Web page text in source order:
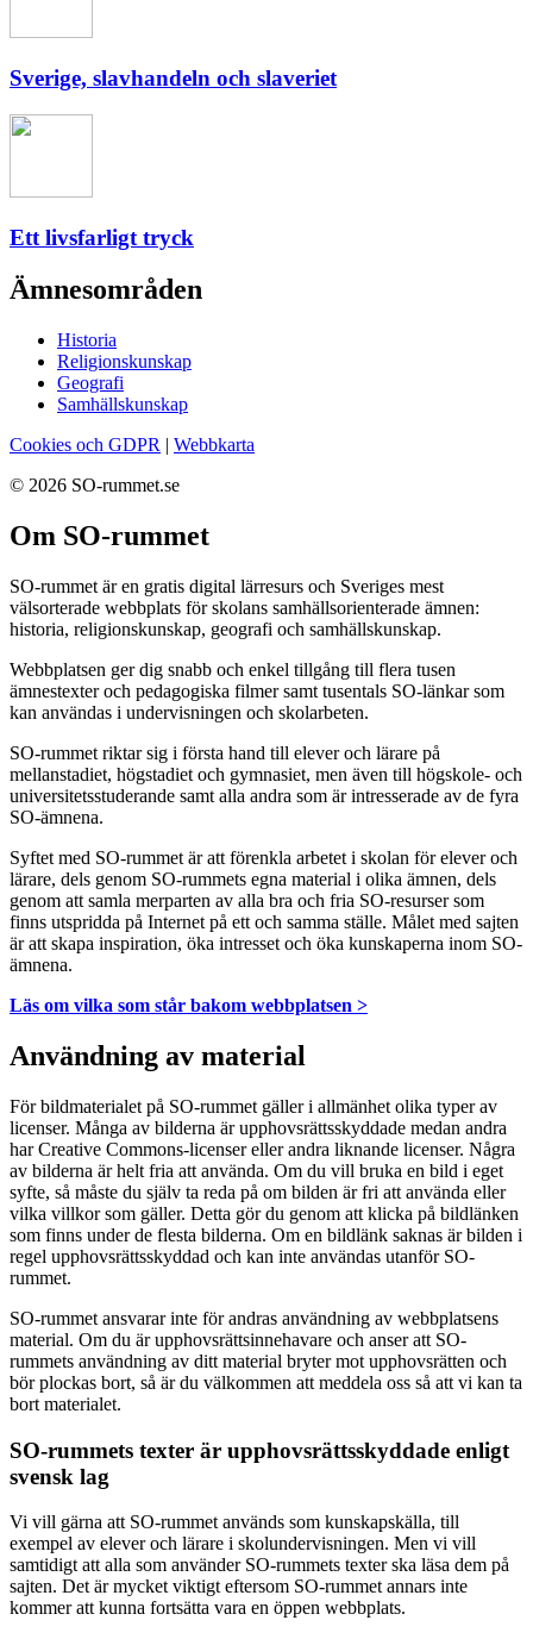
Sverige, slavhandeln och slaveriet
Ett livsfarligt tryck
Ämnesområden
Historia
Religionskunskap
Geografi
Samhällskunskap
Cookies och GDPR | Webbkarta
© 2026 SO-rummet.se
Om SO-rummet
SO-rummet är en gratis digital lärresurs och Sveriges mest
välsorterade webbplats för skolans samhällsorienterade ämnen:
historia, religionskunskap, geografi och samhällskunskap.
Webbplatsen ger dig snabb och enkel tillgång till flera tusen
ämnestexter och pedagogiska filmer samt tusentals SO-länkar som
kan användas i undervisningen och skolarbeten.
SO-rummet riktar sig i första hand till elever och lärare på
mellanstadiet, högstadiet och gymnasiet, men även till högskole- och
universitetsstuderande samt alla andra som är intresserade av de fyra
SO-ämnena.
Syftet med SO-rummet är att förenkla arbetet i skolan för elever och
lärare, dels genom SO-rummets egna material i olika ämnen, dels
genom att samla merparten av alla bra och fria SO-resurser som
finns utspridda på Internet på ett och samma ställe. Målet med sajten
är att skapa inspiration, öka intresset och öka kunskaperna inom SO-
ämnena.
Läs om vilka som står bakom webbplatsen >
Användning av material
För bildmaterialet på SO-rummet gäller i allmänhet olika typer av
licenser. Många av bilderna är upphovsrättsskyddade medan andra
har Creative Commons-licenser eller andra liknande licenser. Några
av bilderna är helt fria att använda. Om du vill bruka en bild i eget
syfte, så måste du själv ta reda på om bilden är fri att använda eller
vilka villkor som gäller. Detta gör du genom att klicka på bildlänken
som finns under de flesta bilderna. Om en bildlänk saknas är bilden i
regel upphovsrättsskyddad och kan inte användas utanför SO-
rummet.
SO-rummet ansvarar inte för andras användning av webbplatsens
material. Om du är upphovsrättsinnehavare och anser att SO-
rummets användning av ditt material bryter mot upphovsrätten och
bör plockas bort, så är du välkommen att meddela oss så att vi kan ta
bort materialet.
SO-rummets texter är upphovsrättsskyddade enligt
svensk lag
Vi vill gärna att SO-rummet används som kunskapskälla, till
exempel av elever och lärare i skolundervisningen. Men vi vill
samtidigt att alla som använder SO-rummets texter ska läsa dem på
sajten. Det är mycket viktigt eftersom SO-rummet annars inte
kommer att kunna fortsätta vara en öppen webbplats.